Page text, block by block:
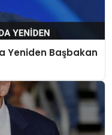
Yeniden Başbakan